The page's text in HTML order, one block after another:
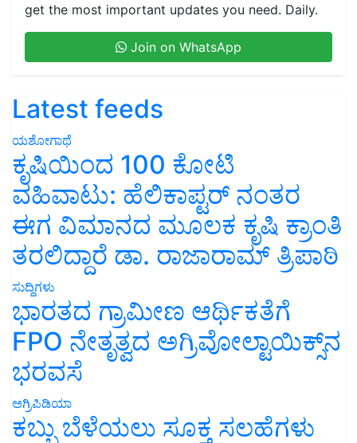
get the most important updates you need. Daily.
Join on WhatsApp
Latest feeds
ಯಶೋಗಾಥೆ
ಕೃಷಿಯಿಂದ 100 ಕೋಟಿ
ವಹಿವಾಟು: ಹೆಲಿಕಾಪ್ಟರ್ ನಂತರ
ಈಗ ವಿಮಾನದ ಮೂಲಕ ಕೃಷಿ ಕ್ರಾಂತಿ
ತರಲಿದ್ದಾರೆ ಡಾ. ರಾಜಾರಾಮ್ ತ್ರಿಪಾಠಿ
ಸುದ್ದಿಗಳು
ಭಾರತದ ಗ್ರಾಮೀಣ ಆರ್ಥಿಕತೆಗೆ
FPO ನೇತೃತ್ವದ ಅಗ್ರಿವೋಲ್ಟಾಯಿಕ್ಸ್‌ನ
ಭರವಸೆ
ಅಗ್ರಿಪಿಡಿಯಾ
ಕಬ್ಬು ಬೆಳೆಯಲು ಸೂಕ್ತ ಸಲಹೆಗಳು